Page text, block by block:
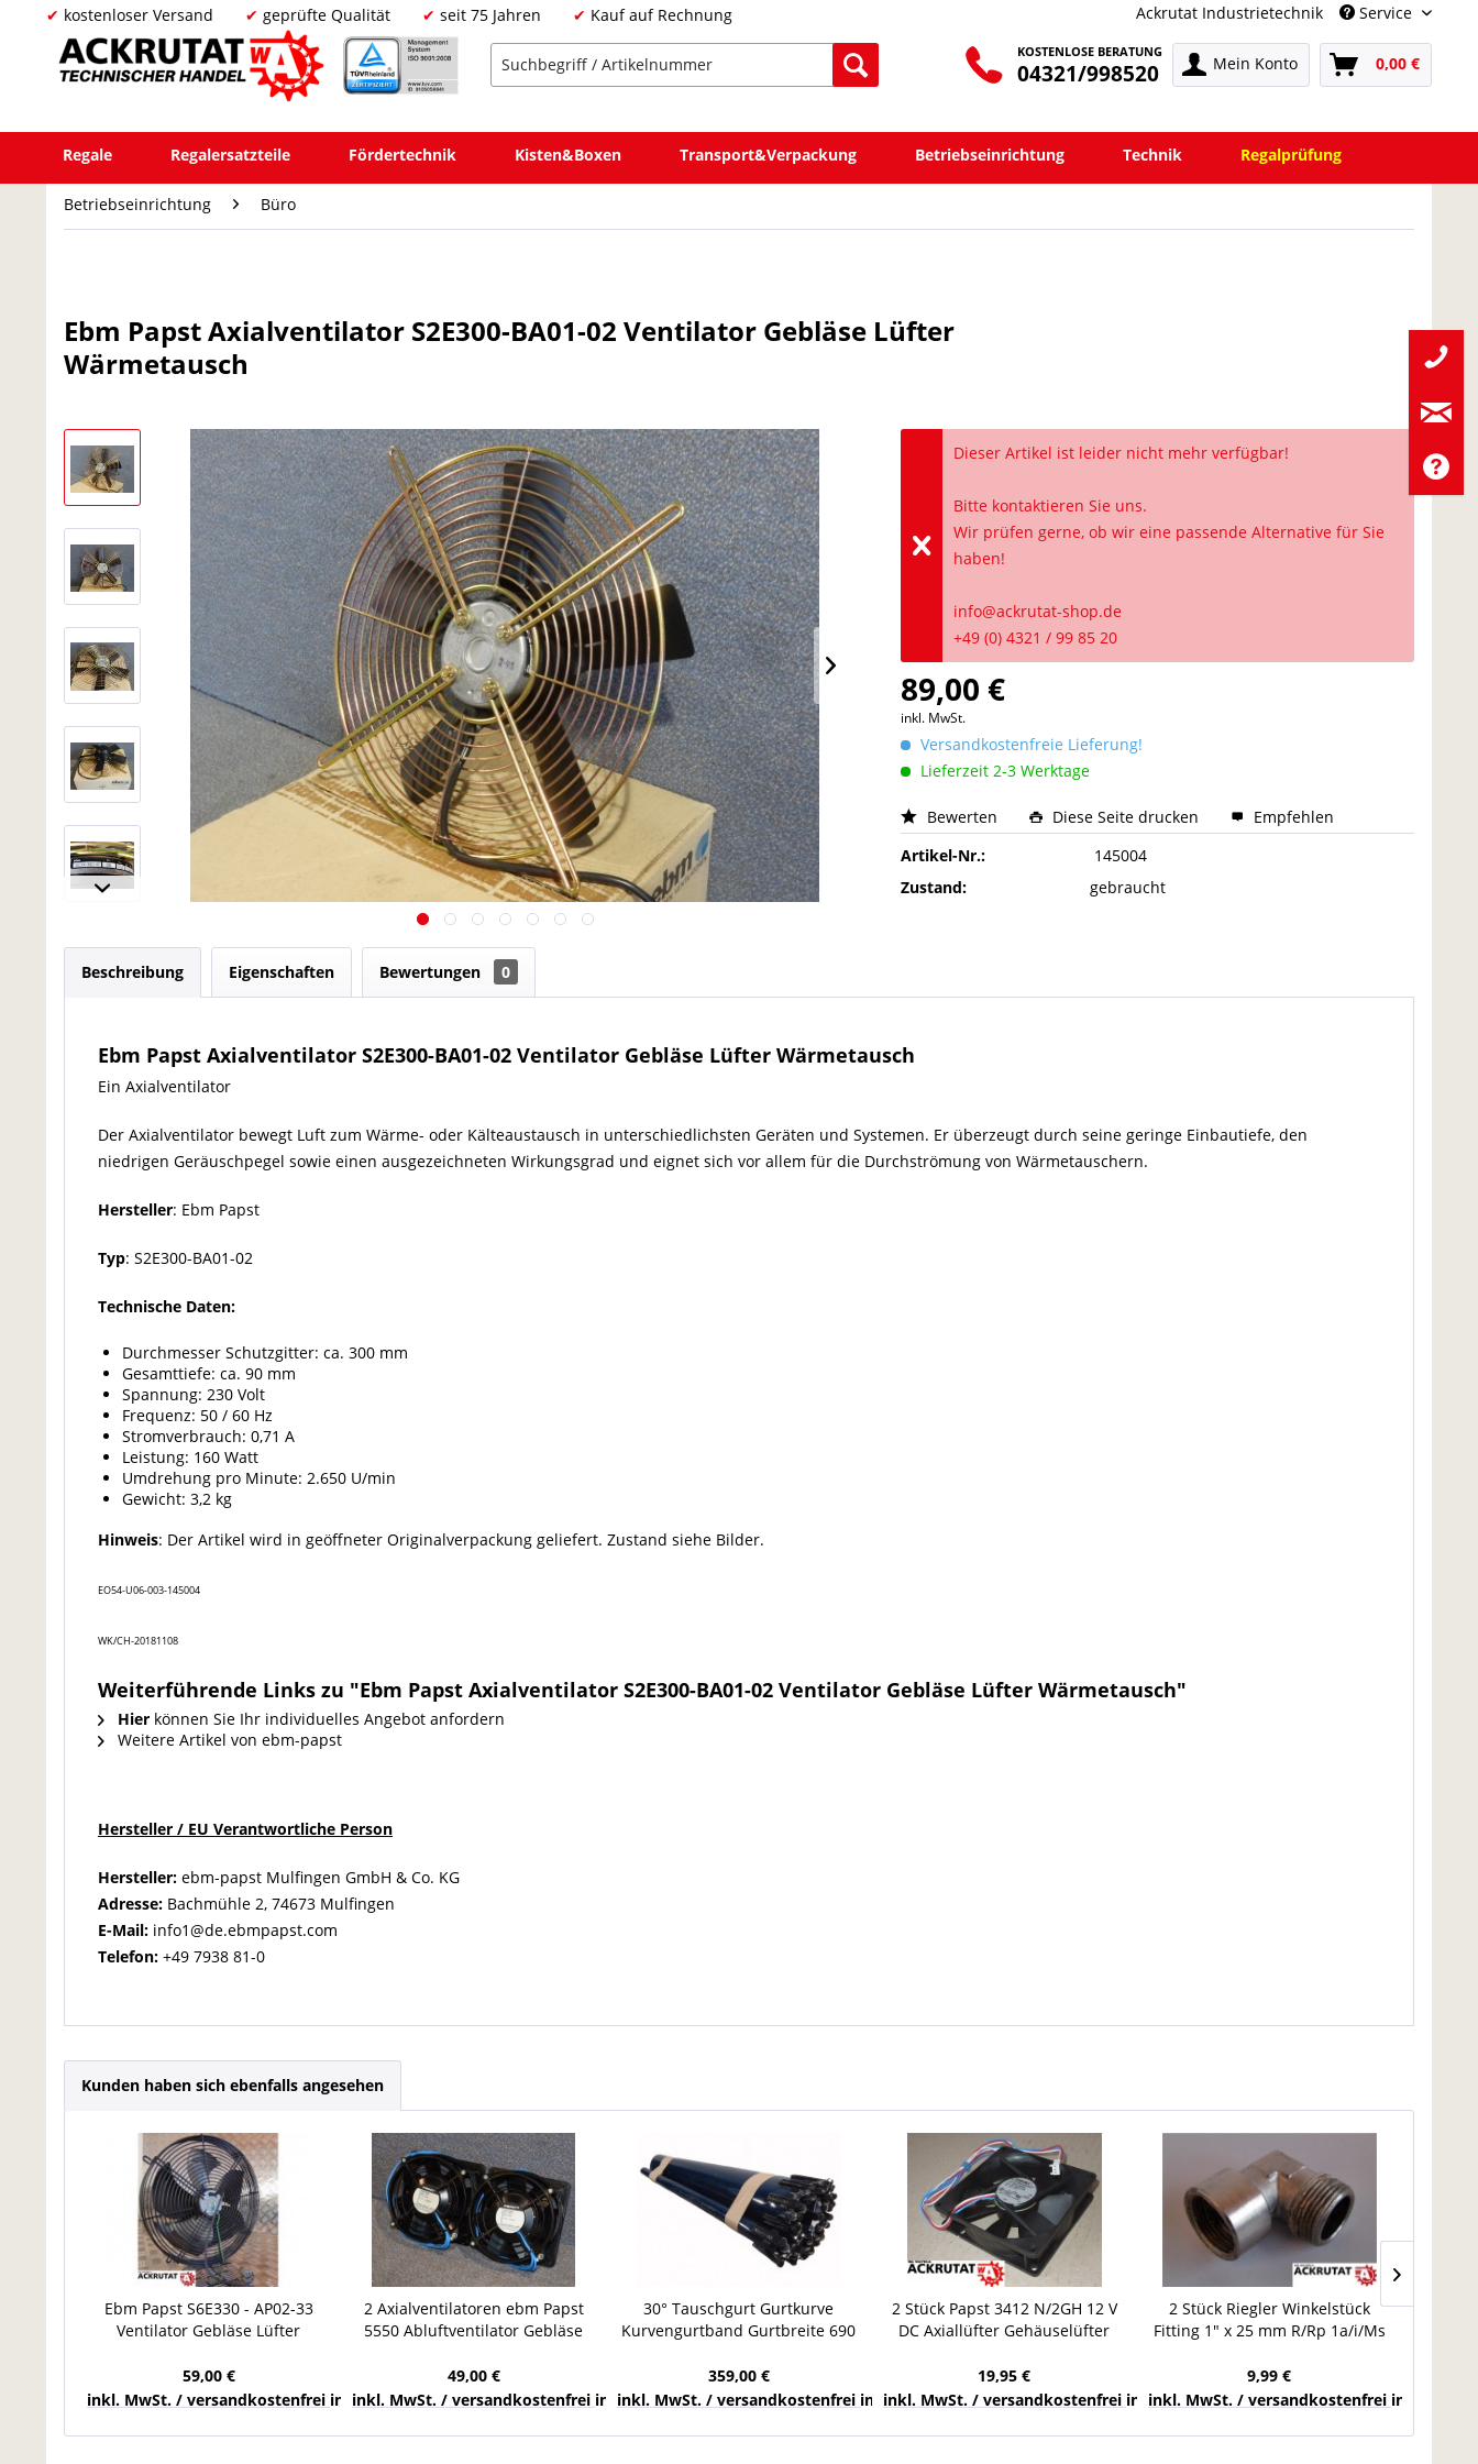
kostenloser Versand geprüfte Qualität seit 75 Jahren Kauf auf Rechnung Ackrutat Industrietechnik Service
KOSTENLOSE BERATUNG
04321/998520 Mein Konto 0,00 €
Regale Regalersatzteile Fördertechnik Kisten&Boxen Transport&Verpackung Betriebseinrichtung Technik Regalprüfung
Betriebseinrichtung Büro
Ebm Papst Axialventilator S2E300-BA01-02 Ventilator Gebläse Lüfter
Wärmetausch
Dieser Artikel ist leider nicht mehr verfügbar!
Bitte kontaktieren Sie uns.
Wir prüfen gerne, ob wir eine passende Alternative für Sie
haben!
info@ackrutat-shop.de
+49 (0) 4321 / 99 85 20
89,00 €
inkl. MwSt.
Versandkostenfreie Lieferung!
Lieferzeit 2-3 Werktage
Bewerten Diese Seite drucken
Empfehlen
Artikel-Nr.:
145004
Zustand:
gebraucht
Beschreibung Eigenschaften Bewertungen 0
Ebm Papst Axialventilator S2E300-BA01-02 Ventilator Gebläse Lüfter Wärmetausch
Ein Axialventilator
Der Axialventilator bewegt Luft zum Wärme- oder Kälteaustausch in unterschiedlichsten Geräten und Systemen. Er überzeugt durch seine geringe Einbautiefe, den
niedrigen Geräuschpegel sowie einen ausgezeichneten Wirkungsgrad und eignet sich vor allem für die Durchströmung von Wärmetauschern.
Hersteller: Ebm Papst
Typ: S2E300-BA01-02
Technische Daten:
Durchmesser Schutzgitter: ca. 300 mm
Gesamttiefe: ca. 90 mm
Spannung: 230 Volt
Frequenz: 50 / 60 Hz
Stromverbrauch: 0,71 A
Leistung: 160 Watt
Umdrehung pro Minute: 2.650 U/min
Gewicht: 3,2 kg
Hinweis: Der Artikel wird in geöffneter Originalverpackung geliefert. Zustand siehe Bilder.
EO54-U06-003-145004
WK/CH-20181108
Weiterführende Links zu "Ebm Papst Axialventilator S2E300-BA01-02 Ventilator Gebläse Lüfter Wärmetausch"
Hier können Sie Ihr individuelles Angebot anfordern
Weitere Artikel von ebm-papst
Hersteller / EU Verantwortliche Person
Hersteller: ebm‑papst Mulfingen GmbH & Co. KG
Adresse: Bachmühle 2, 74673 Mulfingen
E-Mail: info1@de.ebmpapst.com
Telefon: +49 7938 81-0
Kunden haben sich ebenfalls angesehen
Ebm Papst S6E330 - AP02-33
Ventilator Gebläse Lüfter
59,00 €
inkl. MwSt. / versandkostenfrei innerhalb Deutschlands
2 Axialventilatoren ebm Papst
5550 Abluftventilator Gebläse
49,00 €
inkl. MwSt. / versandkostenfrei innerhalb Deutschlands
30° Tauschgurt Gurtkurve
Kurvengurtband Gurtbreite 690
359,00 €
inkl. MwSt. / versandkostenfrei innerhalb Deutschlands
2 Stück Papst 3412 N/2GH 12 V
DC Axiallüfter Gehäuselüfter
19,95 €
inkl. MwSt. / versandkostenfrei innerhalb Deutschlands
2 Stück Riegler Winkelstück
Fitting 1" x 25 mm R/Rp 1a/i/Ms
9,99 €
inkl. MwSt. / versandkostenfrei innerhalb